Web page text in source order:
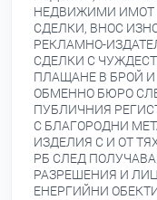
НЕДВИЖИМИ ИМОТ
СДЕЛКИ, ВНОС
РЕКЛАМНО-
СДЕЛКИ С
ПЛАЩАНЕ В БРОЙ
ОБМЕННО БЮРО
ПУБЛИЧНИЯ
С БЛАГОРОДНИ
ИЗДЕЛИЯ С И ОТ
РБ СЛЕД
РАЗРЕШЕНИЯ И
ЕНЕРГИЙНИ